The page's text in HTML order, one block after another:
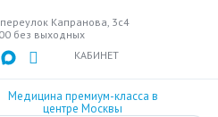
к
основному
содержанию
Капранова, 3с4
без выходных
КАБИНЕТ
Медицина премиум-класса в
центре Москвы